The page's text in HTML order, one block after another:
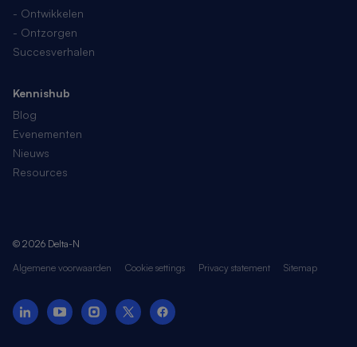
- Ontwikkelen
- Ontzorgen
Succesverhalen
Kennishub
Blog
Evenementen
Nieuws
Resources
© 2026 Delta-N
Algemene voorwaarden
Cookie settings Privacy statement Sitemap